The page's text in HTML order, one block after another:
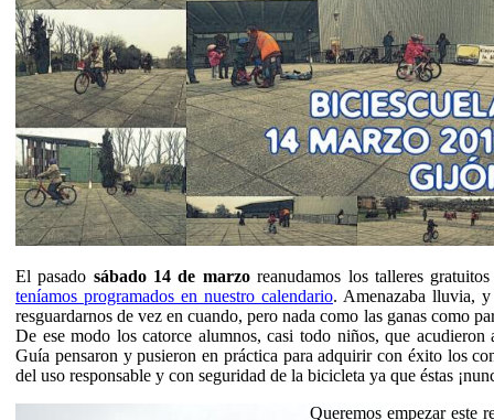
El pasado sábado 14 de marzoreanudamos los talleres
teníamos programados en nuestro calendario. Amenazaba lluvia,
resguardarnos de vez en cuando, pero nada como las ganas como
De ese modo los catorce alumnos, casi todo niños, que
Guía pensaron y pusieron en práctica para adquirir con éxito los
del uso responsable y con seguridad de la bicicleta ya que éstas
Queremos empezar este